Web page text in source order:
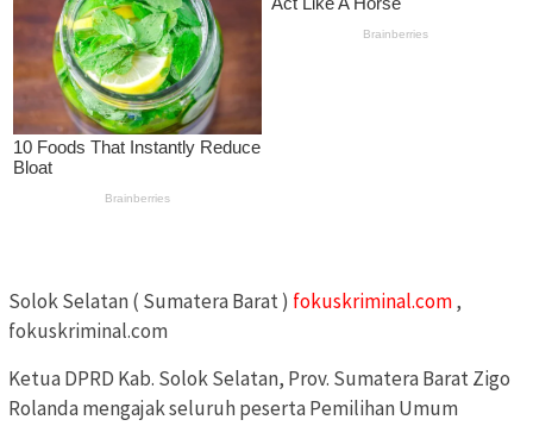
Solok Selatan ( Sumatera Barat ) fokuskriminal.com,
fokuskriminal.com
Ketua DPRD Kab. Solok Selatan, Prov. Sumatera Barat Zigo
Rolanda mengajak seluruh peserta Pemilihan Umum